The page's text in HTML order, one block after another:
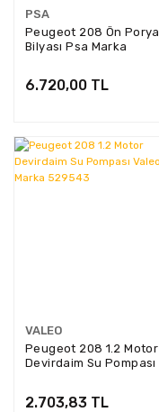
PSA
Peugeot 208 Ön Porya
Bilyası Psa Marka
6.720,00 TL
VALEO
Peugeot 208 1.2 Motor
Devirdaim Su Pompası
2.703,83 TL